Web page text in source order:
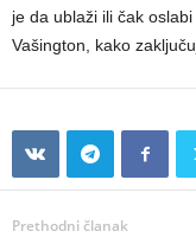
je da ublaži ili čak
Vašington, kako
Prethodni članak